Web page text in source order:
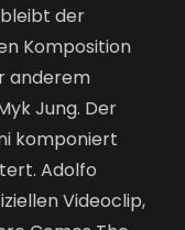
bleibt der
Komposition
anderem
Jung. Der
komponiert
Adolfo
Videoclip,